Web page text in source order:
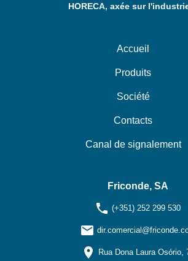
HORECA, axée sur
Accueil
Produits
Société
Contacts
Canal de signalement
Friconde, SA
phone (+351) 252 299 530
email
location_on
Rua Dona Laura Osório,